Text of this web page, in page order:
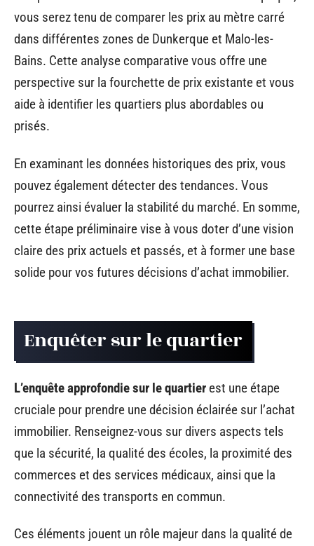
vous serez tenu de comparer les prix au mètre carré
dans différentes zones de Dunkerque et Malo-les-
Bains. Cette analyse comparative vous offre une
perspective sur la fourchette de prix existante et vous
aide à identifier les quartiers plus abordables ou
prisés.
En examinant les données historiques des prix, vous
pouvez également détecter des tendances. Vous
pourrez ainsi évaluer la stabilité du marché. En somme,
cette étape préliminaire vise à vous doter d’une vision
claire des prix actuels et passés, et à former une base
solide pour vos futures décisions d’achat immobilier.
Enquêter sur le quartier
L’enquête approfondie sur le quartier est une étape
cruciale pour prendre une décision éclairée sur l’achat
immobilier. Renseignez-vous sur divers aspects tels
que la sécurité, la qualité des écoles, la proximité des
commerces et des services médicaux, ainsi que la
connectivité des transports en commun.
Ces éléments jouent un rôle majeur dans la qualité de